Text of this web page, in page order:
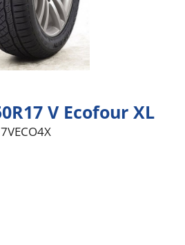
V Ecofour XL